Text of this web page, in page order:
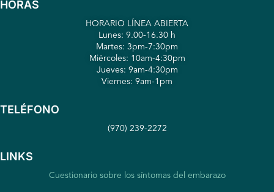
Lunes: 9.00-16.30 h
Martes: 3pm-7:30pm
Miércoles: 10am-4:30pm
Jueves: 9am-4:30pm
Viernes: 9am-1pm